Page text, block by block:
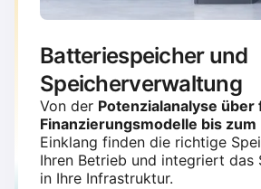
Batteriespeicher und
Speicherverwaltung
Von der Potenzialanalyse über
Finanzierungsmodelle bis
Einklang finden die richtige
Ihren Betrieb und integriert das
in Ihre Infrastruktur.